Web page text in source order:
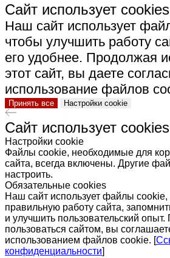
Сайт использует cookies
Наш сайт использует
чтобы улучшить работу
его удобнее. Продолжая
этот сайт, вы даете
использование файлов
Принять все Настройки cookie
Сайт использует cookies
Настройки cookie
Файлы cookie, необходимые для
сайта, всегда включены. Другие
настроить.
Обязательные cookies
Наш сайт использует файлы cookie,
правильную работу сайта,
и улучшить пользовательский
пользоваться сайтом, вы
использованием файлов cookie. [
конфиденциальности]